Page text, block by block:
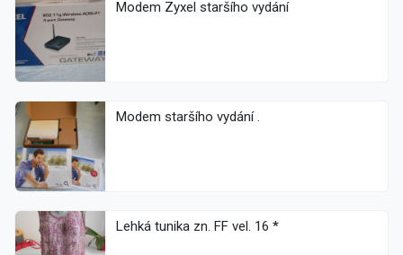
Modem Zyxel staršího vydání
Modem staršího vydání .
Lehká tunika zn. FF vel. 16 *